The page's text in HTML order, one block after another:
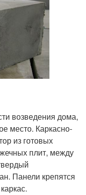
возведения дома,
место. Каркасно-
из готовых
плит, между
Панели крепятся